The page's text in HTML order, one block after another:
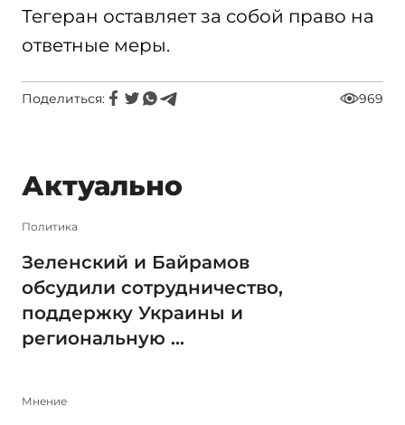
Тегеран оставляет за собой право на
ответные меры.
Поделиться: 969
Актуально
Политика
Зеленский и Байрамов
обсудили сотрудничество,
поддержку Украины и
региональную ...
Мнение